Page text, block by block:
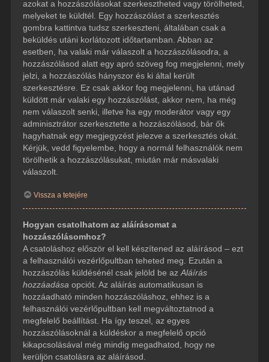
azokat a hozzászólásokat szerkesztheted vagy törölheted,
melyeket te küldtél. Egy hozzászólást a szerkesztés
gombra kattintva tudsz szerkeszteni, általában csak a
beküldés utáni korlátozott időtartamban. Abban az
esetben, ha valaki már válaszolt a hozzászólásodra, a
hozzászólásod alatt egy apró szöveg fog megjelenni, mely
jelzi, a hozzászólás hányszor és ki által került
szerkesztésre. Ez csak akkor fog megjelenni, ha utánad
küldött már valaki egy hozzászólást, akkor nem, ha még
nem válaszolt senki, illetve ha egy moderátor vagy egy
adminisztrátor szerkesztette a hozzászólásod, bár ők
hagyhatnak egy megjegyzést jelezve a szerkesztés okát.
Kérjük, vedd figyelembe, hogy a normál felhasználók nem
törölhetik a hozzászólásukat, miután már másvalaki
válaszolt.
Vissza a tetejére
Hogyan csatolhatom az aláírásomat a
hozzászólásomhoz?
A csatoláshoz először el kell készítened az aláírásod – ezt
a felhasználói vezérlőpultban teheted meg. Ezután a
hozzászólás küldésénél csak jelöld be az Aláírás
hozzáadása opciót. Az aláírás automatikusan is
hozzáadható minden hozzászóláshoz, ehhez is a
felhasználói vezérlőpultban kell megváltoztatnod a
megfelelő beállítást. Ha így teszel, az egyes
hozzászólásoknál a küldéskor a megfelelő opció
kikapcsolásával még mindig megadhatod, hogy ne
kerüljön csatolásra az aláírásod.